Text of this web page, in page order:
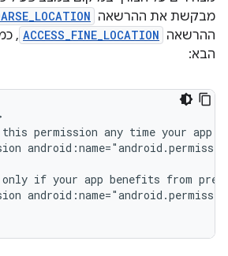
מבקשת את ההרשאה
ההרשאה ACCESS_FINE_LOCATION
,
הבא:
this permission any time your app
only if your app benefits from